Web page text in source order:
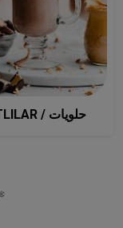
TATLILAR / حلويات